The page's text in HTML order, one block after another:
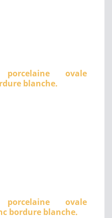
ovale
blanche.
ovale
bordure blanche.